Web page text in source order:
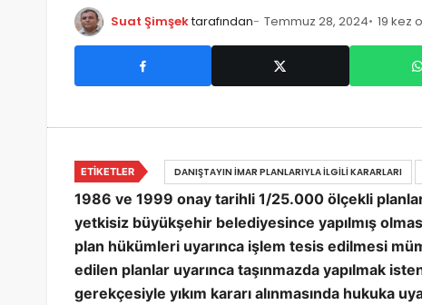
Suat Şimşektarafından Temmuz 28, 2024 19 kez
1986 ve 1999 onay tarihli 1/25.000 ölçekli
yetkisiz büyükşehir belediyesince yapılmış
plan hükümleri uyarınca işlem tesis edilmesi
edilen planlar uyarınca taşınmazda yapılmak
gerekçesiyle yıkım kararı alınmasında hukuka
ETIKETLER DANIŞTAYIN İMAR PLANLARIYLA İLGILI KARARLARI